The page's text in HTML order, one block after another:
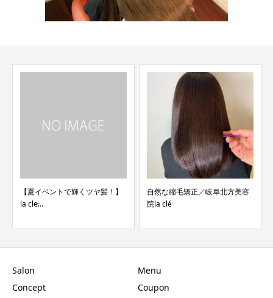
【夏イベントで輝くツヤ髪！】
la cle̵...
自然な縮毛矯正／岐阜北方美容
院la clé
Salon
Concept
Menu
Coupon